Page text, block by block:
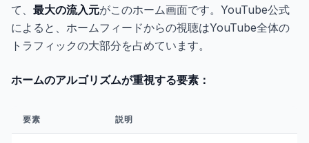
て、 最大の流入元がこのホーム画面です。YouTube公式
によると、ホームフィードからの視聴はYouTube全体の
トラフィックの大部分を占めています。
ホームのアルゴリズムが重視する要素：
要素 説明